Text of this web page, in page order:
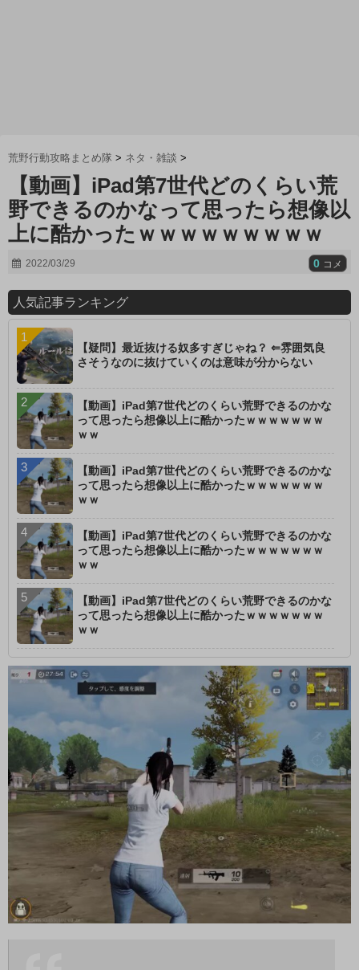
荒野行動攻略まとめ隊 > ネタ・雑談 >
【動画】iPad第7世代どのくらい荒
野できるのかなって思ったら想像以
上に酷かったｗｗｗｗｗｗｗｗｗ
2022/03/29 0 コメ
人気記事ランキング
【疑問】最近抜ける奴多すぎじゃね？ ⇐雰囲気良
さそうなのに抜けていくのは意味が分からない
【動画】iPad第7世代どのくらい荒野できるのかな
って思ったら想像以上に酷かったｗｗｗｗｗｗｗ
ｗｗ
【動画】iPad第7世代どのくらい荒野できるのかな
って思ったら想像以上に酷かったｗｗｗｗｗｗｗ
ｗｗ
【動画】iPad第7世代どのくらい荒野できるのかな
って思ったら想像以上に酷かったｗｗｗｗｗｗｗ
ｗｗ
【動画】iPad第7世代どのくらい荒野できるのかな
って思ったら想像以上に酷かったｗｗｗｗｗｗｗ
ｗｗ